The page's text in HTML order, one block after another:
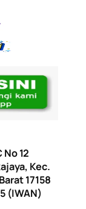
12
Kec.
17158
(IWAN)